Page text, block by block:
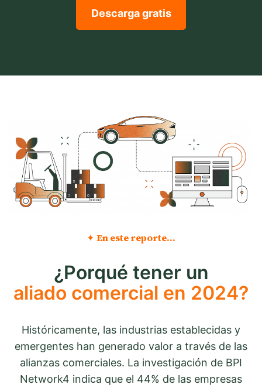
Descarga gratis
✦ En este reporte…
¿Porqué tener un
aliado comercial en 2024?
Históricamente, las industrias establecidas y
emergentes han generado valor a través de las
alianzas comerciales. La investigación de BPI
Network4 indica que el 44% de las empresas